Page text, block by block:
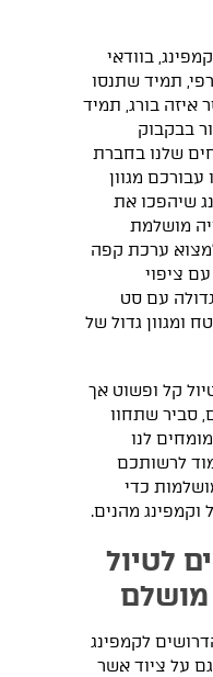
בוודאי
תמיד שתנסו
איזה בורג, תמיד
בבקבוק
שלנו בחברת
עבורכם מגוון
שיהפכו את
מושלמת
ערכת קפה
ציפוי
גדולה עם סט
ומגוון גדול של
קל ופשוט אך
סביר שתחוו
לנו
לרשותכם
כדי
וקמפינג מהנים.
לטיול
מושלם
לקמפינג
על ציוד אשר